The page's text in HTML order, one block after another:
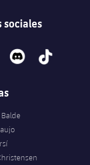
sociales
discord tiktok